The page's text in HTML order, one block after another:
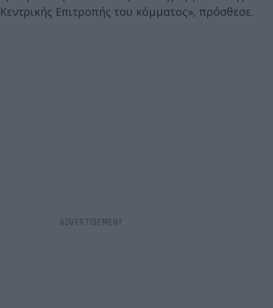
Κεντρικής Επιτροπής του κόμματος», πρόσθεσε.